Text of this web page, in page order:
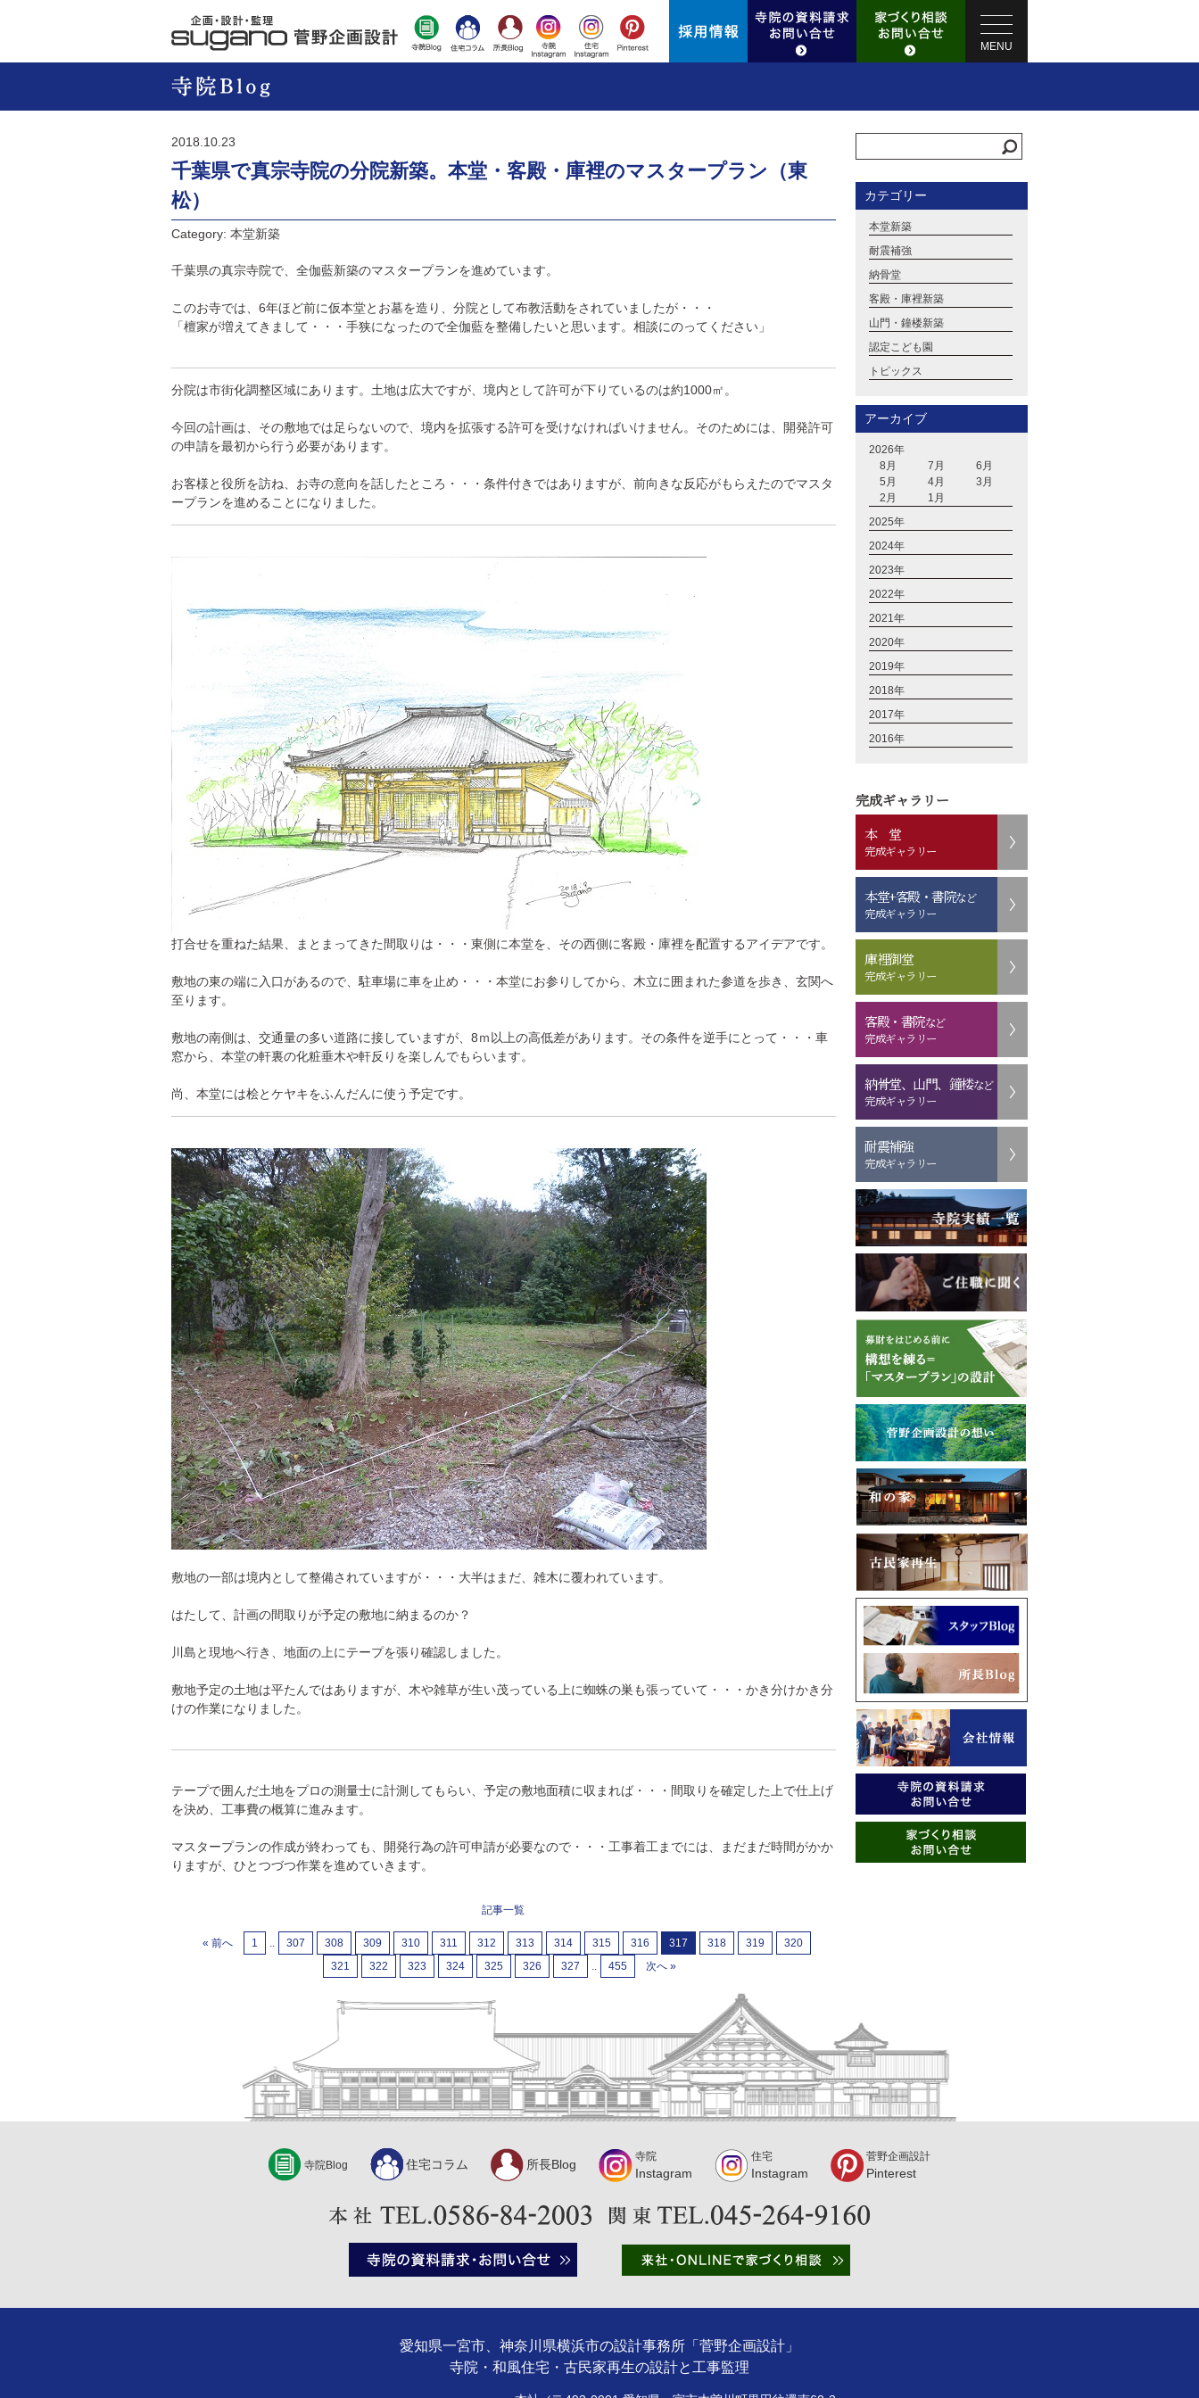
MENU
2018.10.23
千葉県で真宗寺院の分院新築。本堂・客殿・庫裡のマスタープラン（東
松）
Category: 本堂新築
千葉県の真宗寺院で、全伽藍新築のマスタープランを進めています。
このお寺では、6年ほど前に仮本堂とお墓を造り、分院として布教活動をされていましたが・・・
「檀家が増えてきまして・・・手狭になったので全伽藍を整備したいと思います。相談にのってください」
分院は市街化調整区域にあります。土地は広大ですが、境内として許可が下りているのは約1000㎡。
今回の計画は、その敷地では足らないので、境内を拡張する許可を受けなければいけません。そのためには、開発許可
の申請を最初から行う必要があります。
お客様と役所を訪ね、お寺の意向を話したところ・・・条件付きではありますが、前向きな反応がもらえたのでマスタ
ープランを進めることになりました。
打合せを重ねた結果、まとまってきた間取りは・・・東側に本堂を、その西側に客殿・庫裡を配置するアイデアです。
敷地の東の端に入口があるので、駐車場に車を止め・・・本堂にお参りしてから、木立に囲まれた参道を歩き、玄関へ
至ります。
敷地の南側は、交通量の多い道路に接していますが、8ｍ以上の高低差があります。その条件を逆手にとって・・・車
窓から、本堂の軒裏の化粧垂木や軒反りを楽しんでもらいます。
尚、本堂には桧とケヤキをふんだんに使う予定です。
敷地の一部は境内として整備されていますが・・・大半はまだ、雑木に覆われています。
はたして、計画の間取りが予定の敷地に納まるのか？
川島と現地へ行き、地面の上にテープを張り確認しました。
敷地予定の土地は平たんではありますが、木や雑草が生い茂っている上に蜘蛛の巣も張っていて・・・かき分けかき分
けの作業になりました。
テープで囲んだ土地をプロの測量士に計測してもらい、予定の敷地面積に収まれば・・・間取りを確定した上で仕上げ
を決め、工事費の概算に進みます。
マスタープランの作成が終わっても、開発行為の許可申請が必要なので・・・工事着工までには、まだまだ時間がかか
りますが、ひとつづつ作業を進めていきます。
記事一覧
« 前へ 1 .. 307 308 309 310 311 312 313 314 315 316 317 318 319
320
321
322 323 324 325 326 327 .. 455 次へ »
カテゴリー
本堂新築
耐震補強
納骨堂
客殿・庫裡新築
山門・鐘楼新築
認定こども園
トピックス
アーカイブ
2026年
8月
7月
6月
5月
4月
3月
2月
1月
2025年
2024年
2023年
2022年
2021年
2020年
2019年
2018年
2017年
2016年
完成ギャラリー
本 堂
完成ギャラリー
本堂+客殿・書院など
完成ギャラリー
庫裡御堂
完成ギャラリー
客殿・書院など
完成ギャラリー
納骨堂、山門、鐘楼など
完成ギャラリー
耐震補強
完成ギャラリー
寺院Blog 住宅コラム 所長Blog
寺院
Instagram
住宅
Instagram
菅野企画設計
Pinterest
愛知県一宮市、神奈川県横浜市の設計事務所「菅野企画設計」
寺院・和風住宅・古民家再生の設計と工事監理